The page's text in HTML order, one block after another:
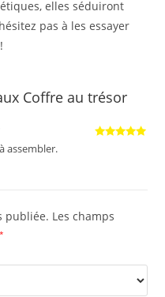
elles séduiront
pas à les essayer
Coffre au trésor
assembler.
publiée. Les champs
*